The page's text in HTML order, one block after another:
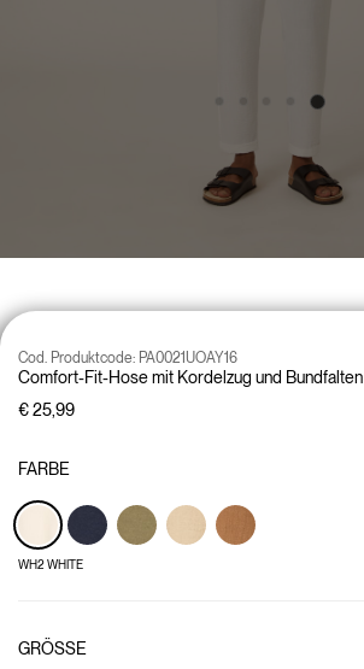
Comfort-Fit-Hose mit Kordelzug und Bundfalten
Cod. Produktcode: PA0021UOAY16
€ 25,99
FARBE
WH2 WHITE
GRÖSSE